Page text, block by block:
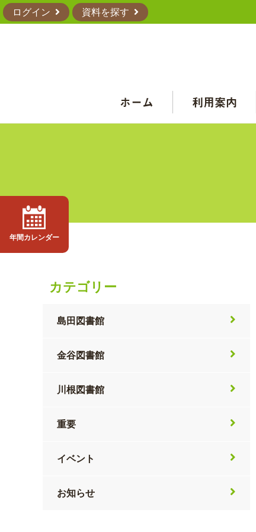
ログイン 資料を探す
ホーム 利用案内
年間カレンダー
カテゴリー
島田図書館
金谷図書館
川根図書館
重要
イベント
お知らせ